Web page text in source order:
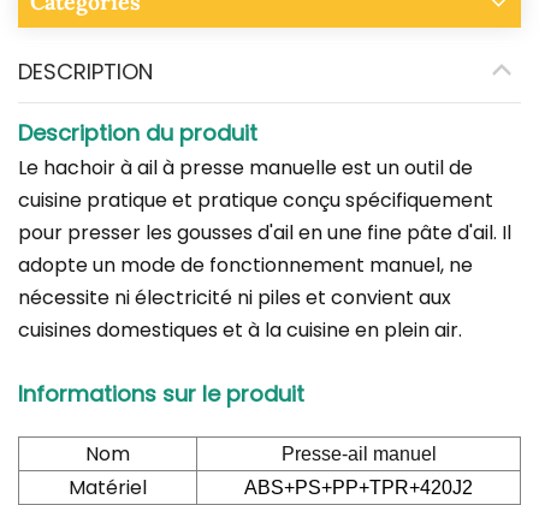
DESCRIPTION
Description du produit
Le hachoir à ail à presse manuelle est un outil de
cuisine pratique et pratique conçu spécifiquement
pour presser les gousses d'ail en une fine pâte d'ail. Il
adopte un mode de fonctionnement manuel, ne
nécessite ni électricité ni piles et convient aux
cuisines domestiques et à la cuisine en plein air.
Informations sur le produit
Nom Presse-ail manuel
Matériel ABS+PS+PP+TPR+420J2